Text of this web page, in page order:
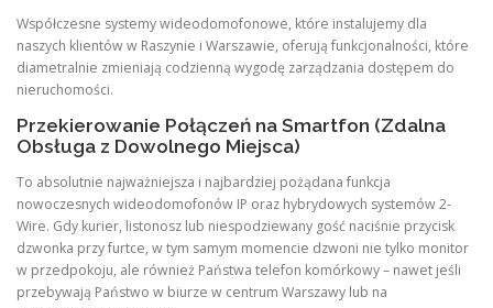
Współczesne systemy wideodomofonowe, które instalujemy dla
naszych klientów w Raszynie i Warszawie, oferują funkcjonalności, które
diametralnie zmieniają codzienną wygodę zarządzania dostępem do
nieruchomości.
Przekierowanie Połączeń na Smartfon (Zdalna
Obsługa z Dowolnego Miejsca)
To absolutnie najważniejsza i najbardziej pożądana funkcja
nowoczesnych wideodomofonów IP oraz hybrydowych systemów 2-
Wire. Gdy kurier, listonosz lub niespodziewany gość naciśnie przycisk
dzwonka przy furtce, w tym samym momencie dzwoni nie tylko monitor
w przedpokoju, ale również Państwa telefon komórkowy – nawet jeśli
przebywają Państwo w biurze w centrum Warszawy lub na